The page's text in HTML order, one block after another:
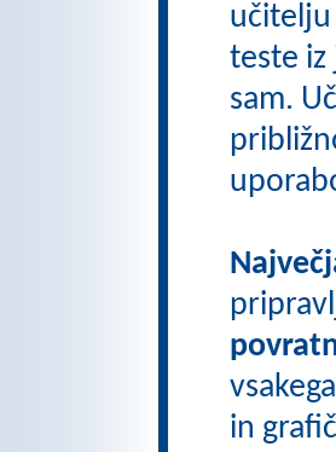
učitelju
teste iz
sam.
in